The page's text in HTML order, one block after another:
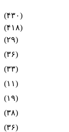
(۴۳۰)
(۴۱۸)
(۲۹)
(۳۶)
(۳۳)
(۱۱)
(۱۹)
(۳۸)
(۳۶)